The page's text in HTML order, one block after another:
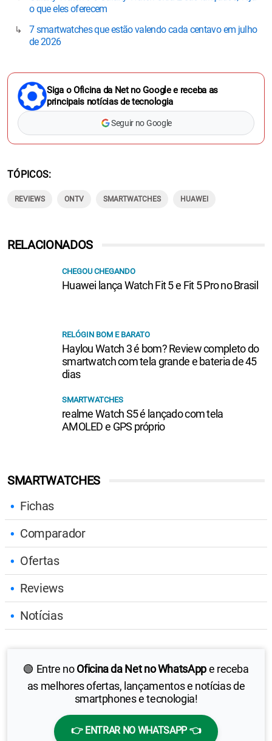
o que eles oferecem
7 smartwatches que estão valendo cada centavo em julho
de 2026
Siga o Oficina da Net no Google e receba as
principais notícias de tecnologia
Seguir no Google
TÓPICOS
REVIEWS ONTV SMARTWATCHES HUAWEI
SMARTWATCHES
Fichas
Comparador
Ofertas
Reviews
Notícias
🟢 Entre noOficina da Net no WhatsAppe receba
as melhores ofertas, lançamentos e notícias de
smartphones e tecnologia!
👉 ENTRAR NO WHATSAPP 👈
RELACIONADOS
CHEGOU CHEGANDO
Huawei lança Watch Fit 5 e Fit 5 Pro no Brasil
RELÓGIN BOM E BARATO
Haylou Watch 3 é bom? Review completo do
smartwatch com tela grande e bateria de 45
dias
SMARTWATCHES
realme Watch S5 é lançado com tela
AMOLED e GPS próprio